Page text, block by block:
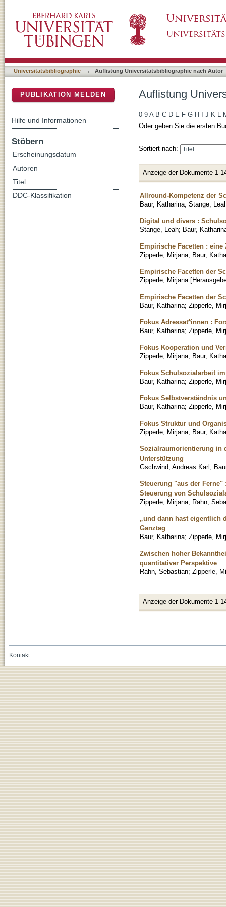
Universitätsbibliographie → Auflistung Universitätsbibliographie nach Autor
Auflistung
0-9 A B C D E F G H J K L
Oder geben Sie die ersten
Sortiert nach:
Anzeige der Dokumente 1-
Allround-Kompetenz der
Baur, Katharina; Stange,
Digital und divers :
Stange, Leah; Baur,
Empirische Facetten : eine
Zipperle, Mirjana; Baur,
Empirische Facetten der
Zipperle, Mirjana
Empirische Facetten der
Baur, Katharina; Zipperle,
Fokus Adressat*innen :
Baur, Katharina; Zipperle,
Fokus Kooperation und
Zipperle, Mirjana; Baur,
Fokus Schulsozialarbeit
Baur, Katharina; Zipperle,
Fokus Selbstverständnis
Baur, Katharina; Zipperle,
Fokus Struktur und
Zipperle, Mirjana; Baur,
Sozialraumorientierung in
Unterstützung
Gschwind, Andreas Karl;
Steuerung "aus der
Steuerung von
Zipperle, Mirjana; Rahn,
„und dann hast eigentlich
Ganztag
Baur, Katharina; Zipperle,
Zwischen hoher
quantitativer Perspektive
Rahn, Sebastian; Zipperle,
Anzeige der Dokumente 1-
PUBLIKATION MELDEN
Hilfe und Informationen
Stöbern
Erscheinungsdatum
Autoren
Titel
DDC-Klassifikation
Kontakt